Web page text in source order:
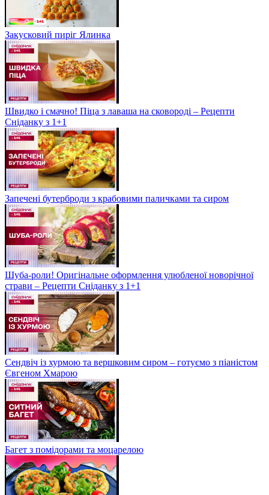
Закусковий пиріг Ялинка
Швидко і смачно! Піца з лаваша на сковороді – Рецепти
Сніданку з 1+1
Запечені бутерброди з крабовими паличками та сиром
Шуба-роли! Оригінальне оформлення улюбленої новорічної
страви – Рецепти Сніданку з 1+1
Сендвіч із хурмою та вершковим сиром – готуємо з піаністом
Євгеном Хмарою
Багет з помідорами та моцарелою